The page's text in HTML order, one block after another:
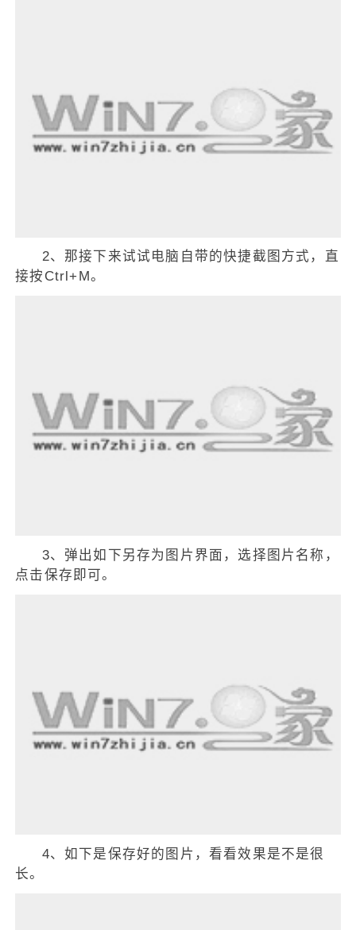
2、那接下来试试电脑自带的快捷截图方式，直
接按Ctrl+M。
3、弹出如下另存为图片界面，选择图片名称，
点击保存即可。
4、如下是保存好的图片，看看效果是不是很
长。